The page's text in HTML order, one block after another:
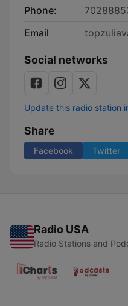
Phone:
Email
Social networks
Update this radio station
Share
Facebook Twitter
Radio USA
Radio Stations and